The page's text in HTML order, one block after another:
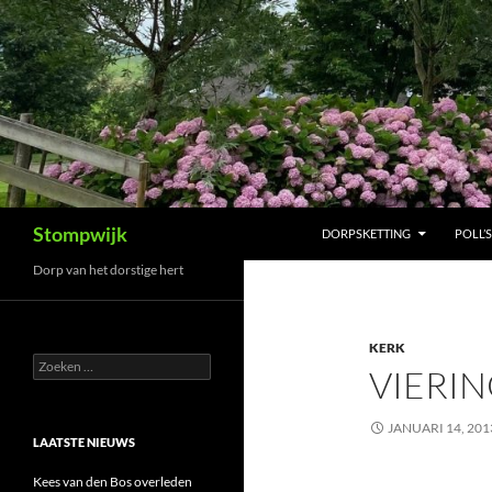
Ga
naar
de
inhoud
Stompwijk DORPSKETTING POLL’S
KERK
JANUARI 14,
Dorp van het dorstige hert
Zoeken
naar:
LAATSTE NIEUWS
Kees van den Bos overleden